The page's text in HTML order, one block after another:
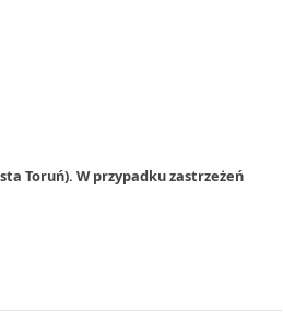
Toruń). W przypadku zastrzeżeń